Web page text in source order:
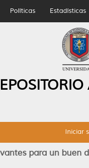
Políticas Estadísticas
Iniciar
para un buen